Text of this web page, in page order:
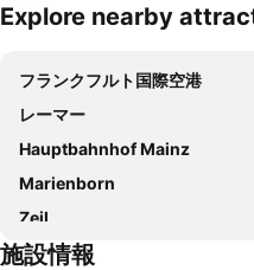
地図を拡大
Explore nearby
フランクフルト国際空港
レーマー
Hauptbahnhof Mainz
Marienborn
Zeil
Kurpark Wiesbaden
施設情報